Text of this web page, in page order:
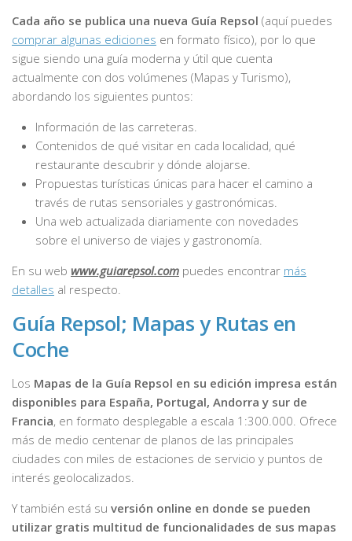
Cada año se publica una nueva Guía Repsol (aquí puedes
comprar algunas ediciones en formato físico), por lo que
sigue siendo una guía moderna y útil que cuenta
actualmente con dos volúmenes (Mapas y Turismo),
abordando los siguientes puntos:
Información de las carreteras.
Contenidos de qué visitar en cada localidad, qué
restaurante descubrir y dónde alojarse.
Propuestas turísticas únicas para hacer el camino a
través de rutas sensoriales y gastronómicas.
Una web actualizada diariamente con novedades
sobre el universo de viajes y gastronomía.
En su web www.guiarepsol.com puedes encontrar más
detalles al respecto.
Guía Repsol; Mapas y Rutas en
Coche
Los Mapas de la Guía Repsol en su edición impresa están
disponibles para España, Portugal, Andorra y sur de
Francia, en formato desplegable a escala 1:300.000. Ofrece
más de medio centenar de planos de las principales
ciudades con miles de estaciones de servicio y puntos de
interés geolocalizados.
Y también está su versión online en donde se pueden
utilizar gratis multitud de funcionalidades de sus mapas